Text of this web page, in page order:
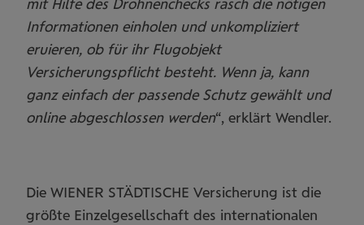
mit Hilfe des Drohnenchecks rasch die nötigen
Informationen einholen und unkompliziert
eruieren, ob für ihr Flugobjekt
Versicherungspflicht besteht. Wenn ja, kann
ganz einfach der passende Schutz gewählt und
online abgeschlossen werden“, erklärt Wendler.
Die WIENER STÄDTISCHE Versicherung ist die
größte Einzelgesellschaft des internationalen